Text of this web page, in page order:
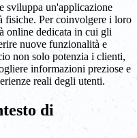
sviluppa un'applicazione
fisiche. Per coinvolgere i loro
online dedicata in cui gli
nuove funzionalità e
non solo potenzia i clienti,
informazioni preziose e
reali degli utenti.
di